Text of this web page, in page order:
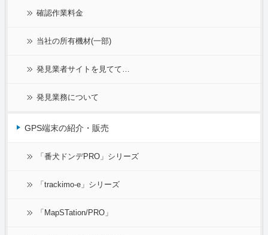
確認作業料金
当社の所有機材(一部)
発見業者サイトを見てて…
発見業務について
GPS端末の紹介・販売
「番犬ドンデPRO」シリーズ
「trackimo-e」シリーズ
「MapSTation/PRO」